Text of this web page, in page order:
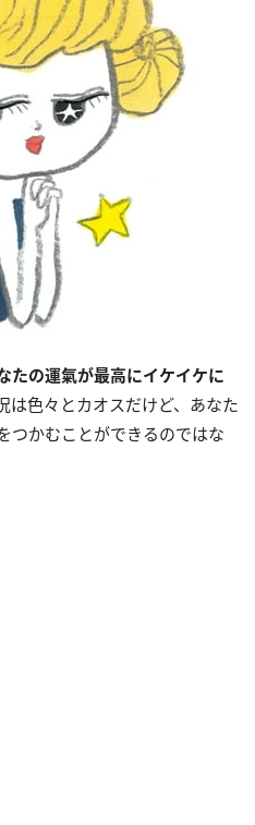
たの運氣が最高にイケイケに
色々とカオスだけど、あなた
つかむことができるのではな